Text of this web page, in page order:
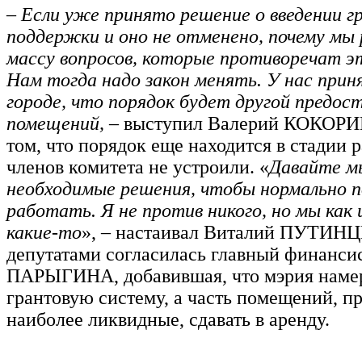
– Если уже принято решение о введении
поддержки и оно не отменено, почему мы
массу вопросов, которые противоречат
Нам тогда надо закон менять. У нас
городе, что порядок будет другой
помещений, – выступил Валерий
том, что порядок еще находится в стадии
членов комитета не устроили. «Давайте
необходимые решения, чтобы нормально
работать. Я не против никого, но мы
какие-то», – настаивал Виталий
депутатами согласилась главный
ПАРЫГИНА, добавившая, что мэрия
грантовую систему, а часть помещений,
наиболее ликвидные, сдавать в аренду.